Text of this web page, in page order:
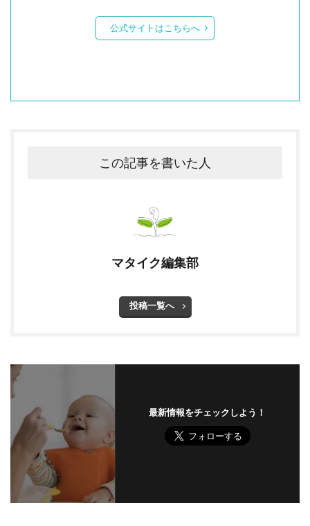
公式サイトはこちらへ
この記事を書いた人
マタイク編集部
投稿一覧へ
最新情報をチェックしよう！